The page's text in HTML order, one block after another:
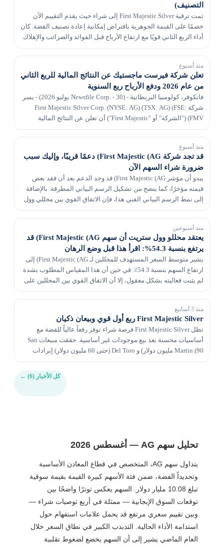
التصنيف)
تمت ترقية First Majestic Silver إلى شراء حيث يقدم التقييم الآن
خصمًا على القيمة الجوهرية بافتراض إمكانية إعادة تصنيف الفضة. كان
أداء الربع الثاني قويًا مع ارتفاع الأرباح قبل الفوائد والضرائب والإهلاك
منذ أسبوع
تعلن شركة فيرست ماجستيك عن النتائج المالية للربع الثاني
من عام 2026 ودفع الأرباح ربع السنوية
فانكوفر، كولومبيا البريطانية - (Newsfile Corp. - 30 يوليو 2026) - يسر
شركة First Majestic Silver Corp. (NYSE: AG) (TSX: AG) (FSE:
FMV) ("الشركة" أو "First Majestic") أن تعلن عن النتائج المالية
منذ أسبوع
قد تجد شركة First Majestic (AG) دعمًا قريبًا، وإليك سبب
ضرورة شراء السهم الآن
يبدو أن مؤشر First Majestic (AG) قد وجد الدعم بعد أن فقد بعض
قيمته مؤخرًا، كما يتضح من تشكيل الرسم البياني المطرقة. بالإضافة
إلى نمط الرسم البياني الفني هذا، فإن الاتفاق القوي بين محللي وول
منذ أسبوعين
يعتقد محللو وول ستريت أن سهم First Majestic (AG) قد
يرتفع بنسبة 54.3%: اقرأ هذا قبل وضع الرهان
يشير متوسط ​​​​السعر المستهدف للمحللين لـ First Majestic (AG) إلى
ارتفاع السهم بنسبة 54.3٪. في حين أن هذا المقياس المطلوب بشدة
لم يثبت فعاليته بشكل معقول، إلا أن الاتفاق القوي بين المحللين على
منذ 3 أسابيع
First Majestic Silver ربع أول قوي وبيعان ذكيان
تظل First Majestic Silver فرصة شراء توفر رفعاً عالياً للفضة مع
أساسيات محسنة بعد بيع موجودات غير أساسية. حققت مبيعات San
Martin (90 مليون دولار) و Del Toro (حتى 60 مليون دولار) إيرادات
كل الأخبار (6) ←
تحليل سهم AG — أغسطس 2026
يتداول سهم AG، المتخصص في قطاع المعادن الأساسية
وتحديداً الفضة، ضمن فئة الأسهم كبيرة القيمة بقيمة سوقية
تبلغ 10.08 مليار دولار. السهم يعكس توترًا واضحًا بين
توقعات السوق الإيجابية — ممثلة في أربع توصيات شراء —
وبين تقييم سعري مرتفع قد يحمل علامات استفهام حول
استدامة الأداء الحالية. التذبذب الكبير في نطاق السعر خلال
العام الماضي يشير إلى أن السهم يخضع لضغوط تقلبية